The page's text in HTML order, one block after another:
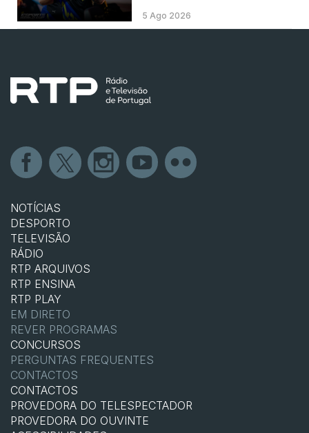
5 Ago 2026
NOTÍCIAS
DESPORTO
TELEVISÃO
RÁDIO
RTP ARQUIVOS
RTP ENSINA
RTP PLAY
EM DIRETO
REVER PROGRAMAS
CONCURSOS
PERGUNTAS FREQUENTES
CONTACTOS
CONTACTOS
PROVEDORA DO TELESPECTADOR
PROVEDORA DO OUVINTE